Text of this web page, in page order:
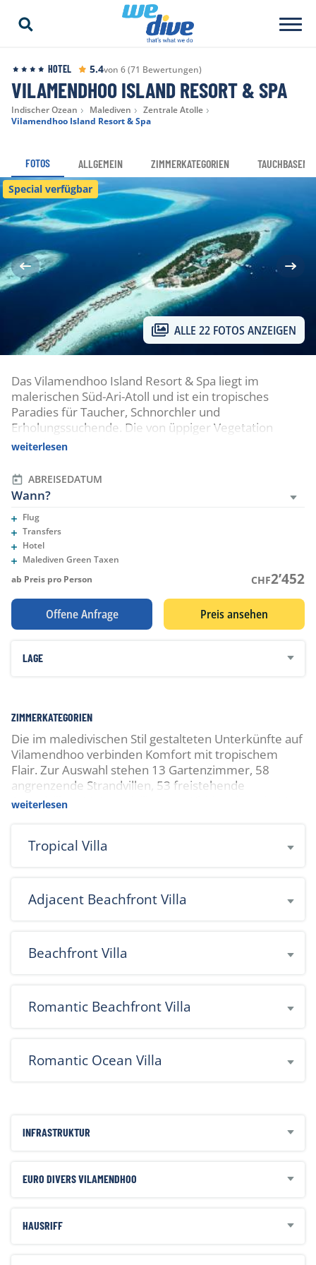
HOTEL 5.4von 6 (71 Bewertungen)
VILAMENDHOO ISLAND RESORT & SPA
Indischer Ozean Malediven
Zentrale Atolle
Vilamendhoo Island Resort & Spa
FOTOS ALLGEMEIN ZIMMERKATEGORIEN TAUCHBASEN
ALLE 22 FOTOS ANZEIGEN
Special verfügbar
Das Vilamendhoo Island Resort & Spa liegt im
malerischen Süd-Ari-Atoll und ist ein tropisches
Paradies für Taucher, Schnorchler und
Erholungssuchende. Die von üppiger Vegetation
umgebene Insel begeistert mit weissen
spektakulären Hausriff, das direkt von der Insel aus
zugänglich ist. Dank seiner Nähe zu einigen der
besten Manta- und Walhai-Tauchplätze der Malediven
ist Vilamendhoo ein beliebtes Ziel für Unterwasser-
Abenteurer. Abseits des Meeres bietet das Resort
eine exzellente Gastronomie und zahlreiche
Aktivitäten – perfekt für Paare, Familien und alle, die
eine unvergessliche Zeit inmitten tropischer
Schönheit erleben möchten.
weiterlesen
ABREISEDATUM
Wann?
Flug
Eingeschlossene Leistungen
Transfers
Eingeschlossene Leistungen
Hotel
Eingeschlossene Leistungen
Malediven Green Taxen
Eingeschlossene Leistungen
ab Preis pro Person
CHF2’452
Offene Anfrage Preis ansehen
LAGE
ZIMMERKATEGORIEN
Die im maledivischen Stil gestalteten Unterkünfte auf
Vilamendhoo verbinden Komfort mit tropischem
Flair. Zur Auswahl stehen 13 Gartenzimmer, 58
angrenzende Strandvillen, 53 freistehende
Strandvillen, 30 Strandvillen mit Whirlpool sowie 30
Garten oder Meer – ideal zum Entspannen nach
weiterlesen
Tropical Villa
Adjacent Beachfront Villa
Beachfront Villa
Romantic Beachfront Villa
Romantic Ocean Villa
INFRASTRUKTUR
EURO DIVERS VILAMENDHOO
HAUSRIFF
falls gebucht: